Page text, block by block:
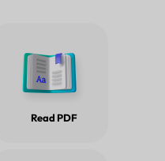
Read PDF